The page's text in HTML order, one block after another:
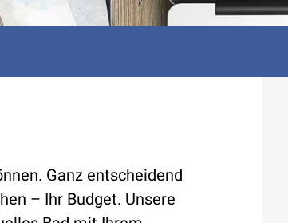
Ganz entscheidend
– Ihr Budget. Unsere